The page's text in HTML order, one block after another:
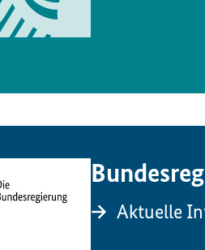
Aktuelle